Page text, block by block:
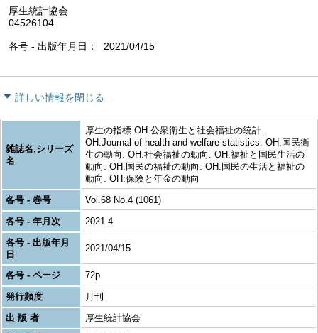
厚生統計協会
04526104
各号 - 出版年月日 2021/04/15
詳しい情報を閉じる
雑誌名,シリーズ
名
厚生の指標 OH:公衆衛生と社会福祉の統計.
OH:Journal of health and welfare statistics. OH:国民衛
生の動向. OH:社会福祉の動向. OH:福祉と国民生活の
動向. OH:国民の福祉の動向. OH:国民の生活と福祉の
動向. OH:保険と年金の動向
各号 - 巻号
Vol.68 No.4 (1061)
各号 - 年月次
2021.4
各号 - 出版年月
日
2021/04/15
各号 - ページ
72p
発行頻度
月刊
出 版 者
厚生統計協会